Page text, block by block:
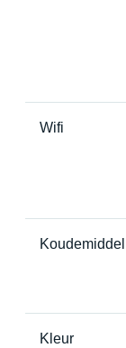
Wifi
Koudemiddel
Kleur